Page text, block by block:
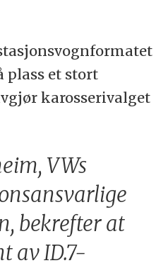
plass et stort
karosserivalget
VWs
bekrefter at
av ID.7-